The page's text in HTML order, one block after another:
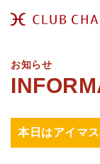
お知らせ
本日はアイマ